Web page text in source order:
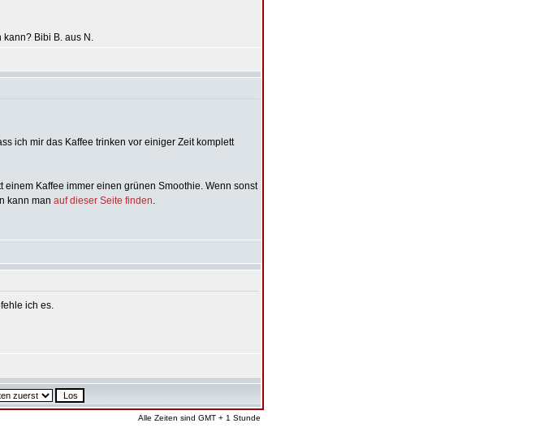
kann? Bibi B. aus N.
ich mir das Kaffee trinken vor einiger Zeit komplett
Kaffee immer einen grünen Smoothie. Wenn sonst
kann man auf dieser Seite finden.
ich es.
Alle Zeiten sind GMT + 1 Stunde